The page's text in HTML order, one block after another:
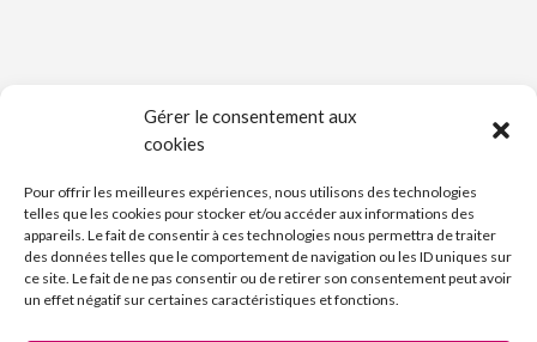
Gérer le consentement aux
cookies
Pour offrir les meilleures expériences, nous utilisons des technologies
telles que les cookies pour stocker et/ou accéder aux informations des
appareils. Le fait de consentir à ces technologies nous permettra de traiter
des données telles que le comportement de navigation ou les ID uniques sur
ce site. Le fait de ne pas consentir ou de retirer son consentement peut avoir
un effet négatif sur certaines caractéristiques et fonctions.
Téléchargez l’appli du Saint-Affricain